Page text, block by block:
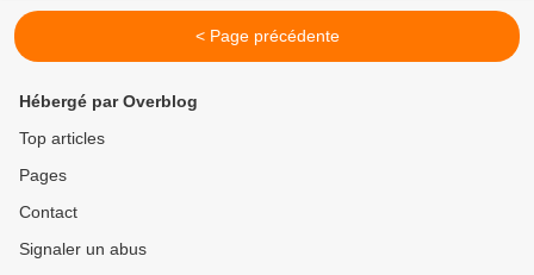
< Page précédente
Hébergé par Overblog
Top articles
Pages
Contact
Signaler un abus